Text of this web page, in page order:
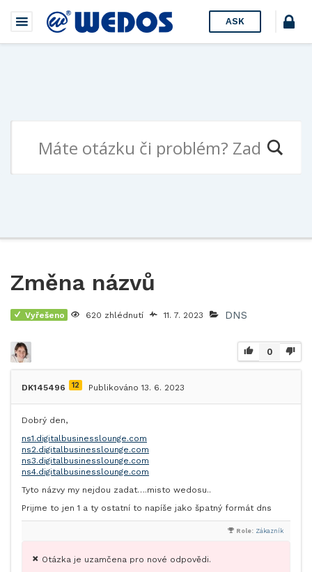
ASK
Změna názvů
Vyřešeno 620 zhlédnutí 11. 7. 2023 DNS
0
DK145496 12 Publikováno 13. 6. 2023
Dobrý den,
ns1.digitalbusinesslounge.com
ns2.digitalbusinesslounge.com
ns3.digitalbusinesslounge.com
ns4.digitalbusinesslounge.com
Tyto názvy my nejdou zadat….misto wedosu..
Prijme to jen 1 a ty ostatní to napíše jako špatný formát dns
Role: Zákazník
Otázka je uzamčena pro nové odpovědi.